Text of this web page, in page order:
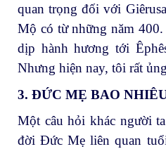
quan trọng đối với
Mộ có từ những năm
dịp hành hương tới
Nhưng hiện nay, tôi rất
3. ĐỨC MẸ BAO
Một câu hỏi khác người
đời Đức Mẹ liên quan